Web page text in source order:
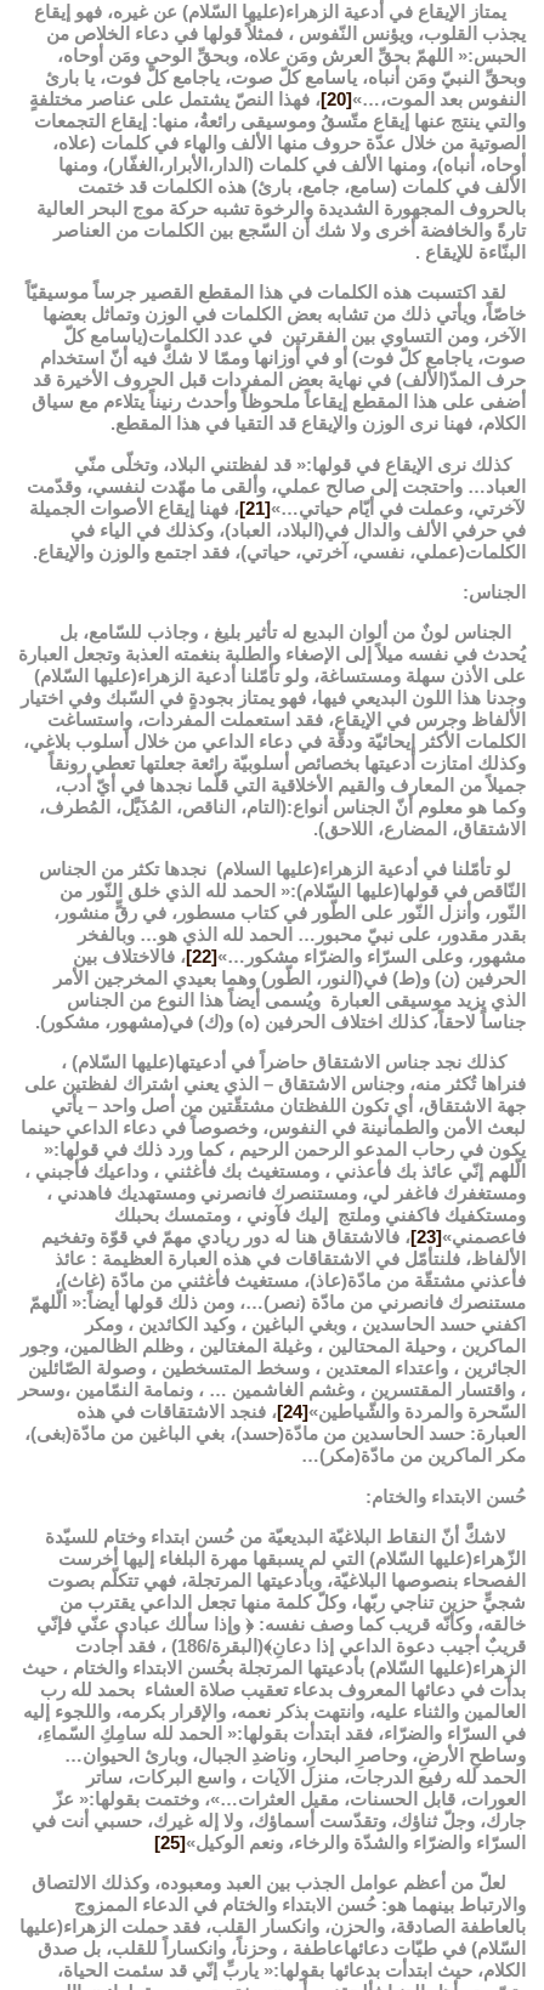
يمتاز الإيقاع في أدعية الزهراء(عليها السّلام) عن غيره، فهو إيقاع
يجذب القلوب، ويؤنس النّفوس ، فمثلاً قولها في دعاء الخلاص من
الحبس:« اللهمّ بحقِّ العرش ومَن علاه، وبحقِّ الوحي ومَن أوحاه،
وبحقِّ النبيّ ومَن أنباه، ياسامع كلّ صوت، ياجامع كلّ فوت، يا بارئ
النفوس بعد الموت،…»[20]
، فهذا النصّ يشتمل على عناصر مختلفةٍ
والتي ينتج عنها إيقاع متّسقُ وموسيقى رائعةُ، منها: إيقاع التجمعات
الصوتية من خلال عدّة حروف منها الألف والهاء في كلمات (علاه،
أوحاه، أنباه)، ومنها الألف في كلمات (الدار،الأبرار،الغفّار)، ومنها
الألف في كلمات (سامع، جامع، بارئ) هذه الكلمات قد ختمت
بالحروف المجهورة الشديدة والرخوة تشبه حركة موج البحر العالية
تارةً والخافضة أخرى ولا شك أن السّجع بين الكلمات من العناصر
البنّاءة للإيقاع .
لقد اكتسبت هذه الكلمات في هذا المقطع القصير جرساً موسيقيّاً
خاصّاً، ويأتي ذلك من تشابه بعض الكلمات في الوزن وتماثل بعضها
الآخر، ومن التساوي بين الفقرتين في عدد الكلمات(ياسامع كلّ
صوت، ياجامع كلّ فوت) أو في أوزانها وممّا لا شكَّ فيه أنّ استخدام
حرف المدّ(الألف) في نهاية بعض المفردات قبل الحروف الأخيرة قد
أضفى على هذا المقطع إيقاعاً ملحوظاً وأحدث رنيناً يتلاءم مع سياق
الكلام، فهنا نرى الوزن والإيقاع قد التقيا في هذا المقطع.
كذلك نرى الإيقاع في قولها:« قد لفظتني البلاد، وتخلّى منّي
العباد… واحتجت إلى صالح عملي، وألقى ما مهّدت لنفسي، وقدّمت
لآخرتي، وعملت في أيّام حياتي…»[21]
، فهنا إيقاع الأصوات الجميلة
في حرفي الألف والدال في(البلاد، العباد)، وكذلك في الياء في
الكلمات(عملي، نفسي، آخرتي، حياتي)، فقد اجتمع والوزن والإيقاع.
الجناس:
الجناس لونٌ من ألوان البديع له تأثير بليغ ، وجاذب للسّامع، بل
يُحدث في نفسه ميلاً إلى الإصغاء والطلبة بنغمته العذبة وتجعل العبارة
على الأذن سهلة ومستساغة، ولو تأمّلنا أدعية الزهراء(عليها السّلام)
وجدنا هذا اللون البديعي فيها، فهو يمتاز بجودةٍ في السّبك وفي اختيار
الألفاظ وجرس في الإيقاع، فقد استعملت المفردات، واستساغت
الكلمات الأكثر إيحائيّة ودقّة في دعاء الداعي من خلال أسلوب بلاغي،
وكذلك امتازت أدعيتها بخصائص أسلوبيّة رائعة جعلتها تعطي رونقاً
جميلاً من المعارف والقيم الأخلاقية التي قلّما نجدها في أيّ أدب،
وكما هو معلوم أنّ الجناس أنواع:(التام، الناقص، المُذَيَّل، المُطرف،
الاشتقاق، المضارع، اللاحق).
لو تأمّلنا في أدعية الزهراء(عليها السلام) نجدها تكثر من الجناس
النّاقص في قولها(عليها السّلام):« الحمد لله الذي خلق النّور من
النّور، وأنزل النّور على الطّور في كتاب مسطور، في رقٍّ منشور،
بقدر مقدور، على نبيّ محبور… الحمد لله الذي هو… وبالفخر
مشهور، وعلى السرّاء والضرّاء مشكور…»[22]
، فالاختلاف بين
الحرفين (ن) و(ط) في(النور، الطّور) وهما بعيدي المخرجين الأمر
الذي يزيد موسيقى العبارة ويُسمى أيضاً هذا النوع من الجناس
جناساً لاحقاً، كذلك اختلاف الحرفين (ه) و(ك) في(مشهور، مشكور).
كذلك نجد جناس الاشتقاق حاضراً في أدعيتها(عليها السّلام) ،
فنراها تُكثر منه، وجناس الاشتقاق – الذي يعني اشتراك لفظتين على
جهة الاشتقاق، أي تكون اللفظتان مشتقّتين من أصل واحد – يأتي
لبعث الأمن والطمأنينة في النفوس، وخصوصاً في دعاء الداعي حينما
يكون في رحاب المدعو الرحمن الرحيم ، كما ورد ذلك في قولها:«
الّلهم إنّي عائذ بك فأعذني ، ومستغيث بك فأغثني ، وداعيك فأجبني ،
ومستغفرك فاغفر لي، ومستنصرك فانصرني ومستهديك فاهدني ،
ومستكفيك فاكفني وملتج إليك فآوني ، ومتمسك بحبلك
فاعصمني»[23]
، فالاشتقاق هنا له دور ريادي مهمّ في قوّة وتفخيم
الألفاظ، فلنتأمّل في الاشتقاقات في هذه العبارة العظيمة : عائذ
فأعذني مشتقّة من مادّة(عاذ)، مستغيث فأغثني من مادّة (غاث)،
مستنصرك فانصرني من مادّة (نصر)…، ومن ذلك قولها أيضاً:« الّلهمّ
اكفني حسد الحاسدين ، وبغي الباغين ، وكيد الكائدين ، ومكر
الماكرين ، وحيلة المحتالين ، وغيلة المغتالين ، وظلم الظالمين، وجور
الجائرين ، واعتداء المعتدين ، وسخط المتسخطين ، وصولة الصّائلين
، واقتسار المقتسرين ، وغشم الغاشمين … ، ونمامة النمّامين ،وسحر
السّحرة والمردة والشّياطين»[24]
، فنجد الاشتقاقات في هذه
العبارة: حسد الحاسدين من مادّة(حسد)، بغي الباغين من مادّة(بغى)،
مكر الماكرين من مادّة(مكر)…
حُسن الابتداء والختام:
لاشكَّ أنّ النقاط البلاغيّة البديعيّة من حُسن ابتداء وختام للسيّدة
الزّهراء(عليها السّلام) التي لم يسبقها مهرة البلغاء إليها أخرست
الفصحاء بنصوصها البلاغيّة، وبأدعيتها المرتجلة، فهي تتكلّم بصوت
شجيٍّ حزين تناجي ربّها، وكلّ كلمة منها تجعل الداعي يقترب من
خالقه، وكأنّه قريب كما وصف نفسه: ﴿ وإذا سألك عبادي عنّي فإنّي
قريبٌ أجيب دعوة الداعي إذا دعانِ﴾(البقرة/186) ، فقد أجادت
الزهراء(عليها السّلام) بأدعيتها المرتجلة بحُسن الابتداء والختام ، حيث
بدأت في دعائها المعروف بدعاء تعقيب صلاة العشاء بحمد لله رب
العالمين والثناء عليه، وانتهت بذكر نعمه، والإقرار بكرمه، واللجوء إليه
في السرّاء والضرّاء، فقد ابتدأت بقولها:« الحمد لله سامِكِ السّماءِ،
وساطحِ الأرضِ، وحاصرِ البحارِ، وناضدِ الجبال، وبارئ الحيوان…
الحمد لله رفيع الدرجات، منزل الآيات ، واسع البركات، ساتر
العورات، قابل الحسنات، مقيل العثرات…»، وختمت بقولها:« عزّ
جارك، وجلّ ثناؤك، وتقدّست أسماؤك، ولا إله غيرك، حسبي أنت في
السرّاء والضرّاء والشدّة والرخاء، ونعم الوكيل»[25]
لعلّ من أعظم عوامل الجذب بين العبد ومعبوده، وكذلك الالتصاق
والارتباط بينهما هو: حُسن الابتداء والختام في الدعاء الممزوج
بالعاطفة الصادقة، والحزن، وانكسار القلب، فقد حملت الزهراء(عليها
السّلام) في طيّات دعائهاعاطفة ، وحزناً، وانكساراً للقلب، بل صدق
الكلام، حيث ابتدأت بدعائها بقولها:« ياربِّ إنّي قد سئمت الحياة،